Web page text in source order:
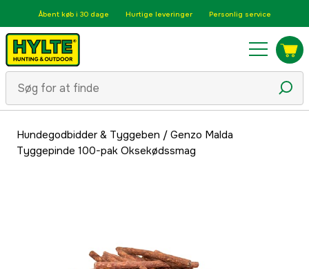
Åbent køb i 30 dage Hurtige leveringer Personlig service
Hundegodbidder & Tyggeben / Genzo Malda
Tyggepinde 100-pak Oksekødssmag